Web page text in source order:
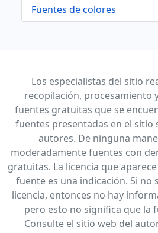
Fuentes de colores
Los especialistas del sitio
recopilación, procesamiento
fuentes gratuitas que se
fuentes presentadas en el sitio
autores. De ninguna
moderadamente fuentes con
gratuitas. La licencia que
fuente es una indicación. Si no
licencia, entonces no hay
pero esto no significa que la
Consulte el sitio web del